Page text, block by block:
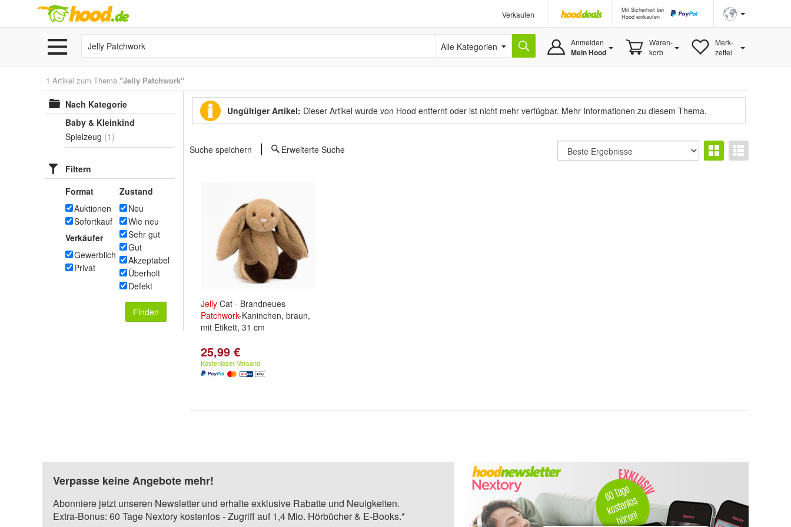
Verkaufen
Mit Sicherheit bei
Hood einkaufen
Alle Kategorien Anmelden
Mein Hood
Waren-
korb
Merk-
zettel
1 Artikel zum Thema "Jelly Patchwork"
Nach Kategorie
Baby & Kleinkind
Spielzeug (1)
Filtern
Format
Auktionen
Sofortkauf
Verkäufer
Gewerblich
Privat
Zustand
Neu
Wie neu
Sehr gut
Gut
Akzeptabel
Überholt
Defekt
Finden
Ungültiger Artikel: Dieser Artikel wurde von Hood entfernt oder ist nicht mehr verfügbar. Mehr Informationen zu diesem Thema.
Suche speichern Erweiterte Suche
Jelly Cat - Brandneues
Patchwork-Kaninchen, braun,
mit Etikett, 31 cm
25,99 €
Kostenloser Versand
Verpasse keine Angebote mehr!
Abonniere jetzt unseren Newsletter und erhalte exklusive Rabatte und Neuigkeiten.
Extra-Bonus: 60 Tage Nextory kostenlos - Zugriff auf 1,4 Mio. Hörbücher & E-Books.*